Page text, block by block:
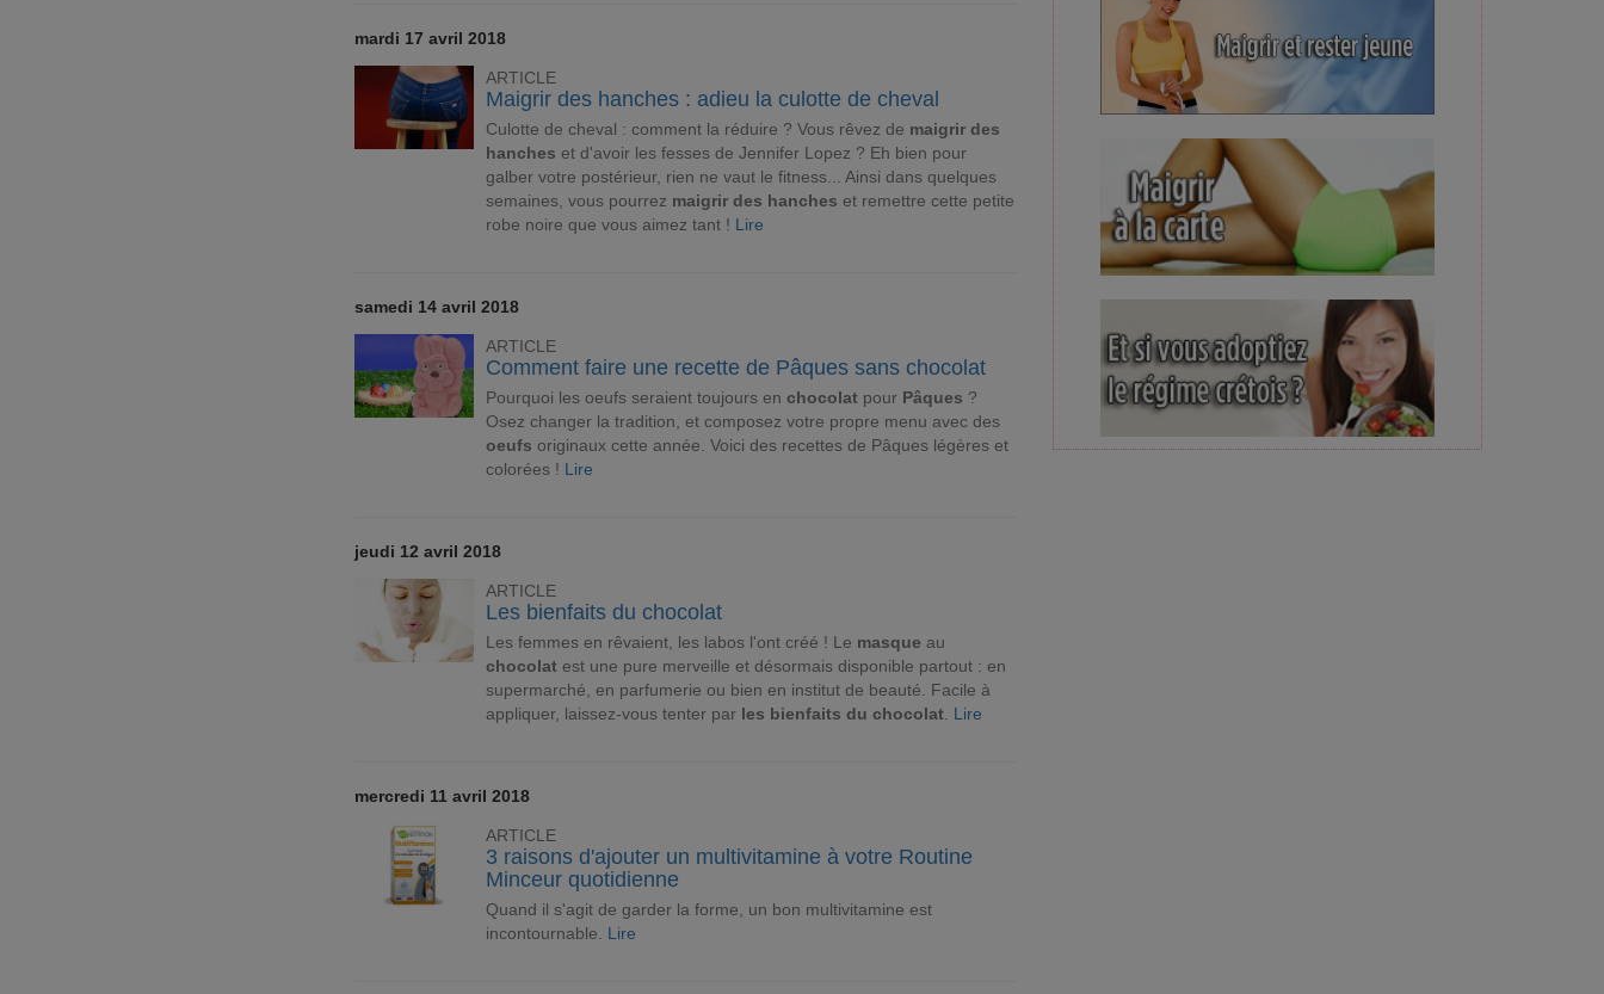
mardi 17 avril 2018
ARTICLE
Maigrir des hanches : adieu la culotte de cheval
Culotte de cheval : comment la réduire ? Vous rêvez de maigrir des
hanches et d'avoir les fesses de Jennifer Lopez ? Eh bien pour
galber votre postérieur, rien ne vaut le fitness... Ainsi dans quelques
semaines, vous pourrez maigrir des hanches et remettre cette petite
robe noire que vous aimez tant ! Lire
samedi 14 avril 2018
ARTICLE
Comment faire une recette de Pâques sans chocolat
Pourquoi les oeufs seraient toujours en chocolat pour Pâques ?
Osez changer la tradition, et composez votre propre menu avec des
oeufs originaux cette année. Voici des recettes de Pâques légères et
colorées ! Lire
jeudi 12 avril 2018
ARTICLE
Les bienfaits du chocolat
Les femmes en rêvaient, les labos l'ont créé ! Le masque au
chocolat est une pure merveille et désormais disponible partout : en
supermarché, en parfumerie ou bien en institut de beauté. Facile à
appliquer, laissez-vous tenter par les bienfaits du chocolat Lire
mercredi 11 avril 2018
ARTICLE
3 raisons d'ajouter un multivitamine à votre Routine
Minceur quotidienne
Quand il s'agit de garder la forme, un bon multivitamine est
incontournable. Lire